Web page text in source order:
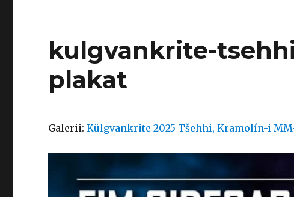
kulgvankrite-
plakat
Galerii:Külgvankrite 2025 Tšehhi, Kramolín-i